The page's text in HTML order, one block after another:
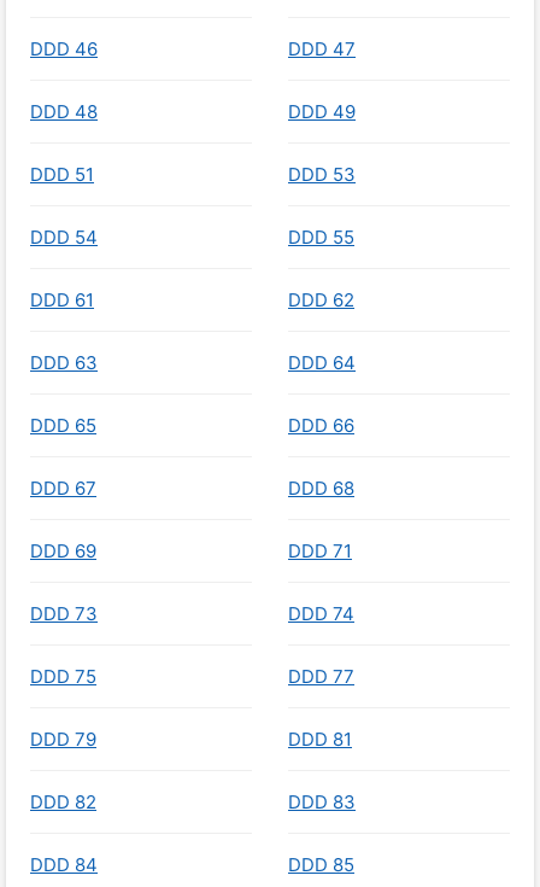
DDD 46 DDD 47
DDD 48 DDD 49
DDD 51 DDD 53
DDD 54 DDD 55
DDD 61 DDD 62
DDD 63 DDD 64
DDD 65 DDD 66
DDD 67 DDD 68
DDD 69 DDD 71
DDD 73 DDD 74
DDD 75 DDD 77
DDD 79 DDD 81
DDD 82 DDD 83
DDD 84 DDD 85